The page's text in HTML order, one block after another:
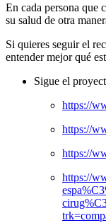
En cada persona que
su salud de otra
Si quieres seguir el
entender mejor qué
Sigue el
https://
https://
https://
https://